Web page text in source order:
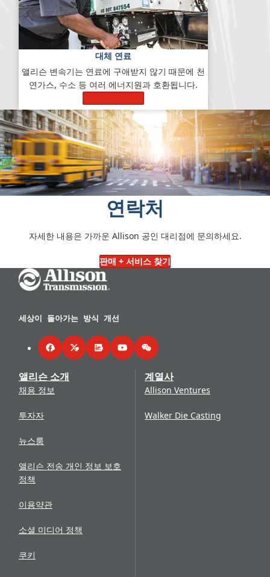
대체 연료
앨리슨 변속기는 연료에 구애받지 않기 때문에 천
연가스, 수소 등 여러 에너지원과 호환됩니다.
연락처
자세한 내용은 가까운 Allison 공인 대리점에 문의하세요.
판매 + 서비스 찾기
Go Home
세상이 돌아가는 방식 개선
FacebookTwitterLinkedInYouTubeWeChat
앨리슨 소개
채용 정보
투자자
뉴스룸
앨리슨 전송 개인 정보 보호
정책
이용약관
소셜 미디어 정책
쿠키
계열사
Allison Ventures
Walker Die Casting